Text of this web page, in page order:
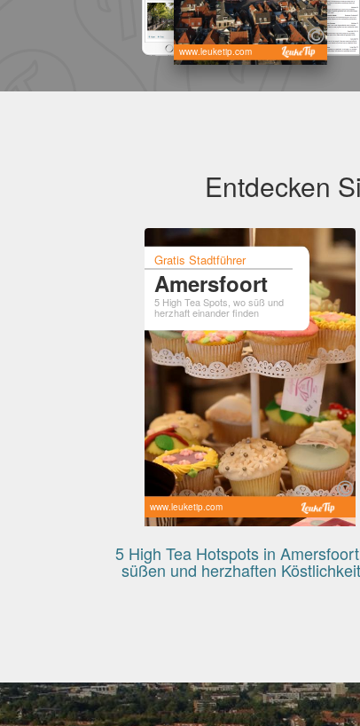
www.leuketip.com
Entdecken
Gratis Stadtführer
Amersfoort
5 High Tea Spots, wo süß und
herzhaft einander finden
www.leuketip.com
5 High Tea Hotspots in
süßen und herzhaften